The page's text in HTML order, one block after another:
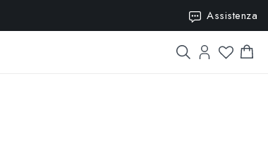
Assistenza